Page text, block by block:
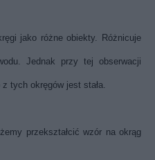
jako różne obiekty. Różnicuje
Jednak przy tej obserwacji
tych okręgów jest stała.
przekształcić wzór na okrąg